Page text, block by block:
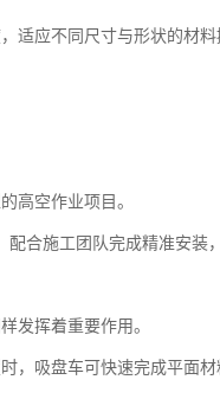
适应不同尺寸与形状的材
高空作业项目。
合施工团队完成精准安装
发挥着重要作用。
，吸盘车可快速完成平面